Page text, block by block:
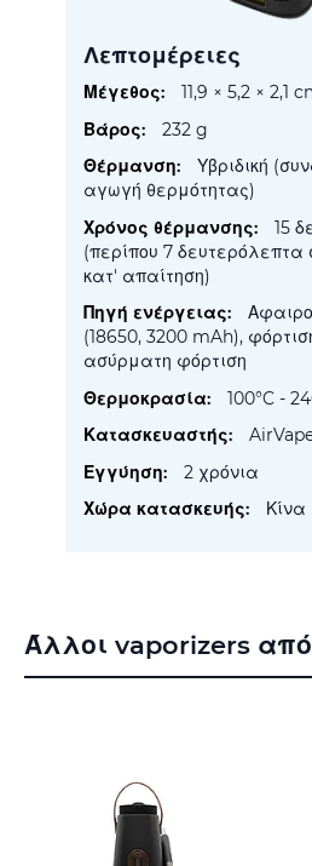
Λεπτομέρειες
Περισσότερες11,9 × 5,2 × 2,1
232 g
Υβριδική
αγωγή θερμότητας)
15
(περίπου 7 δευτερόλεπτα
κατ' απαίτηση)
(18650, 3200 mAh),
ασύρματη φόρτιση
100°C -
2 χρόνια
Κίνα
Άλλοι vaporizers